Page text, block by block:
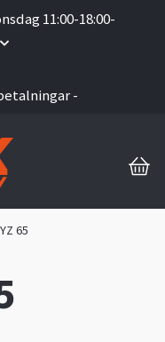
11:00-18:00-
-
YZ 65